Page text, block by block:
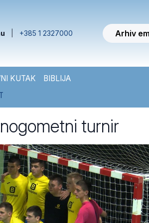
+385 1 2327000 Arhiv
KUTAK
BIBLIJA
turnir